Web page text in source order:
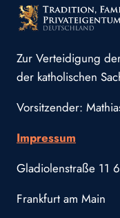
Zur Verteidigung
der katholischen
Vorsitzender:
Impressum
Gladiolenstraße 11
Frankfurt am Main